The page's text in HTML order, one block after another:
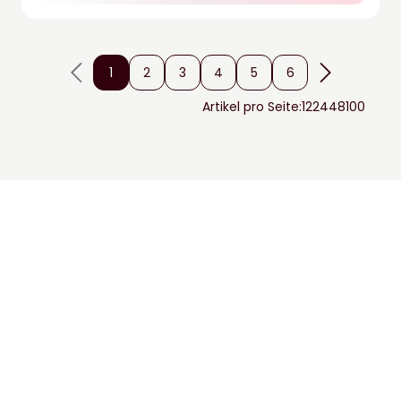
1 2 3 4 5
6
Artikel pro Seite:122448100